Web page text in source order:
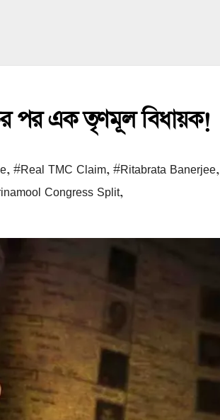
পর এক তৃণমূল বিধায়ক!
, #Real TMC Claim, #Ritabrata Banerjee,
Congress Split,